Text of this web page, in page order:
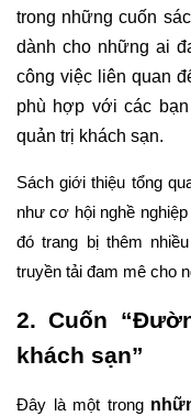
trong những cuốn
dành cho những ai
công việc liên quan
phù hợp với các
quản trị khách sạn.
Sách giới thiệu tổng
như cơ hội nghề
đó trang bị thêm
truyền tải đam mê cho
2. Cuốn
khách sạn”
Đây là một trong